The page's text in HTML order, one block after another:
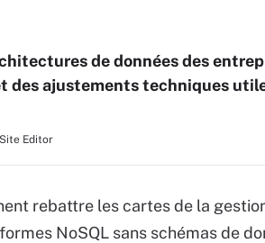
de données des
des ajustements techniques
Editor
rebattre les cartes de la
NoSQL sans schémas de